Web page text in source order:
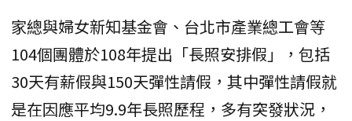
家總與婦女新知基金會、台北市產業總工會等
104個團體於108年提出「長照安排假」，包括
30天有薪假與150天彈性請假，其中彈性請假就
是在因應平均9.9年長照歷程，多有突發狀況，